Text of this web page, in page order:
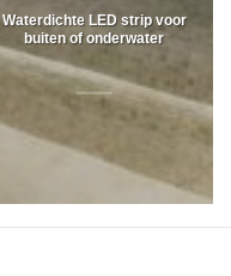
Waterdichte LED strip voor
buiten of onderwater